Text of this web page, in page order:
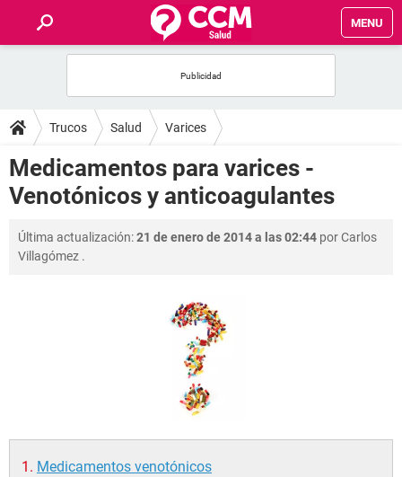
MENU
FOROS
SALUD
FAMILIA
NUTRICIÓN
Trucos Salud Varices
Medicamentos para varices -
Venotónicos y anticoagulantes
Última actualización:21 de enero de 2014 a las 02:44 porCarlos
Villagómez .
Medicamentos venotónicos